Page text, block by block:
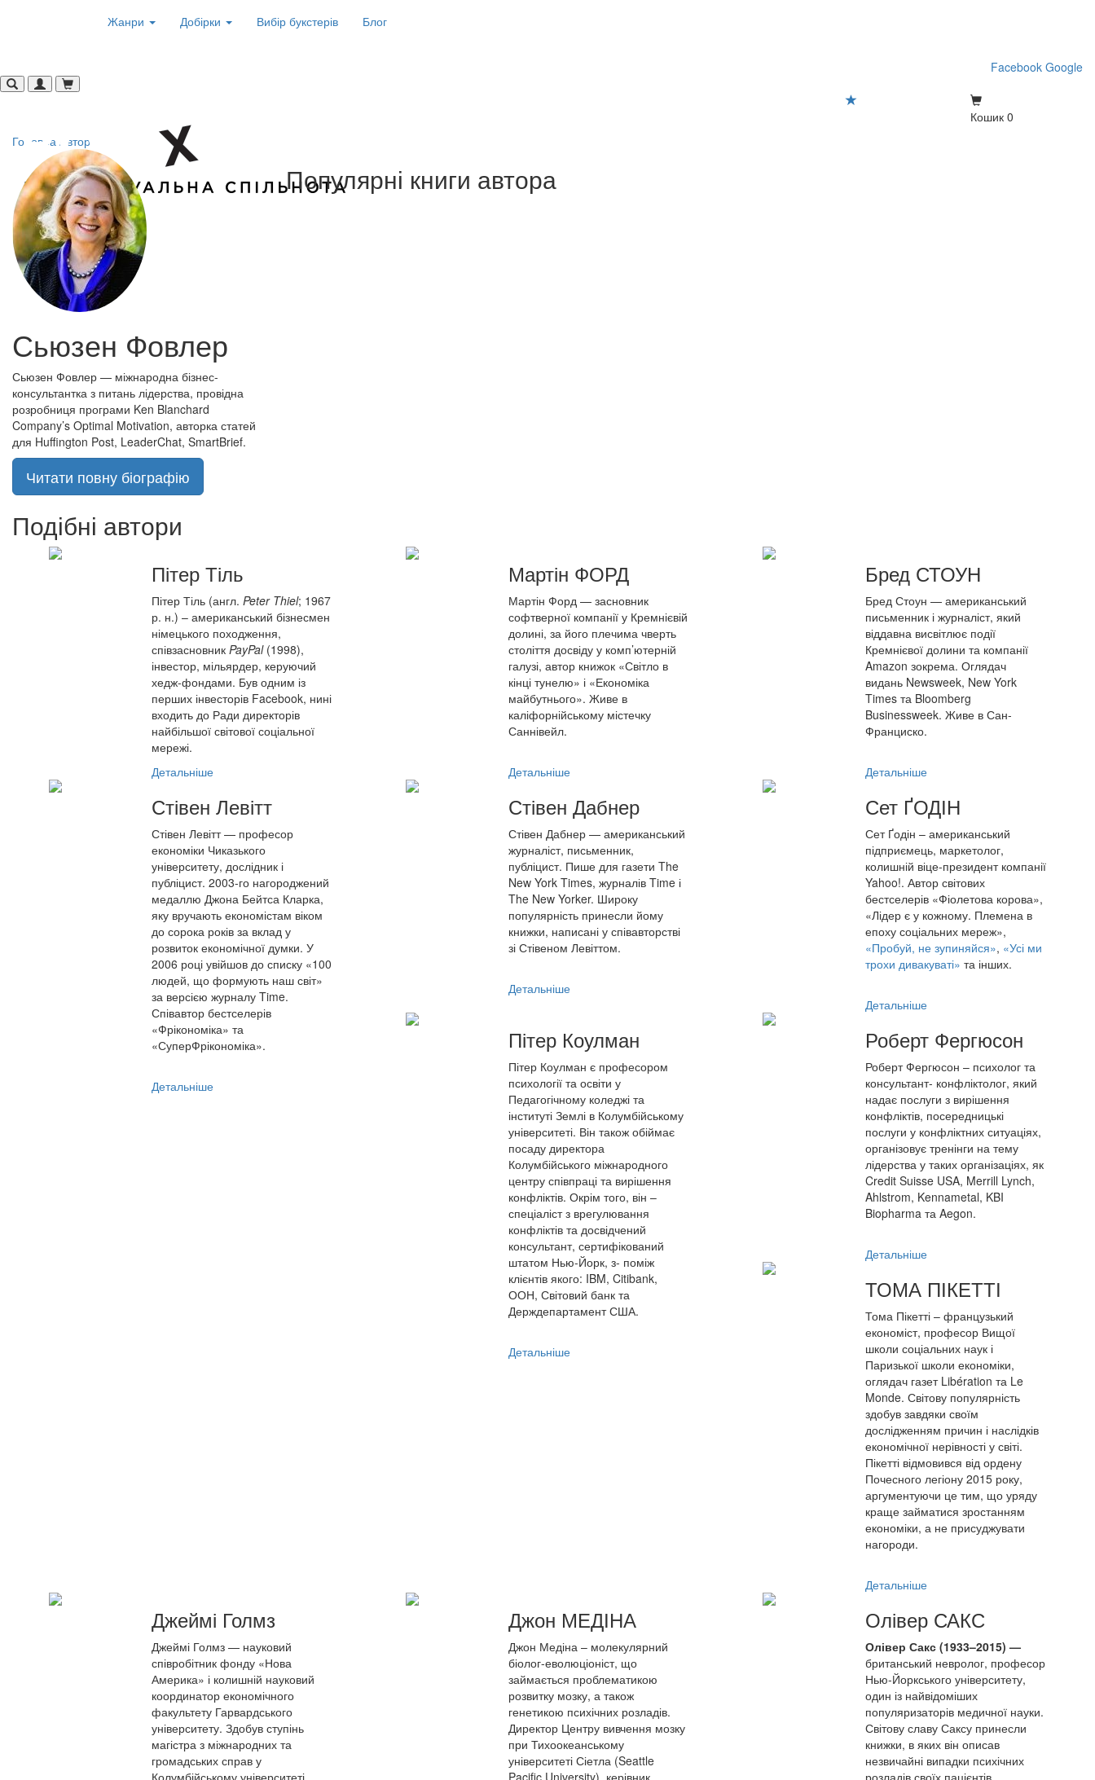
Жанри Добірки Вибір букстерів Блог
Facebook Google
Кошик 0
Головна Автори
Сьюзен Фовлер
Сьюзен Фовлер — міжнародна бізнес-
консультантка з питань лідерства, провідна
розробниця програми Ken Blanchard
Company’s Optimal Motivation, авторка статей
для Huffington Post, LeaderChat, SmartBrief.
Читати повну біографію
Популярні книги автора
Подібні автори
Пітер Тіль
Пітер Тіль (англ. Peter Thiel; 1967
р. н.) – американський бізнесмен
німецького походження,
співзасновник PayPal(1998),
інвестор, мільярдер, керуючий
хедж-фондами. Був одним із
перших інвесторів Facebook, нині
входить до Ради директорів
найбільшої світової соціальної
мережі.
Детальніше
Мартін ФОРД
Мартін Форд — засновник
софтверної компанії у Кремнієвій
долині, за його плечима чверть
століття досвіду у комп’ютерній
галузі, автор книжок «Світло в
кінці тунелю» і «Економіка
майбутнього». Живе в
каліфорнійському містечку
Саннівейл.
Детальніше
Бред СТОУН
Бред Стоун — американський
письменник і журналіст, який
віддавна висвітлює події
Кремнієвої долини та компанії
Amazon зокрема. Оглядач
видань Newsweek, New York
Times та Bloomberg
Businessweek. Живе в Сан-
Франциско.
Детальніше
Стівен Левітт
Стівен Левітт — професор
економіки Чиказького
університету, дослідник і
публіцист. 2003-го нагороджений
медаллю Джона Бейтса Кларка,
яку вручають економістам віком
до сорока років за вклад у
розвиток економічної думки. У
2006 році увійшов до списку «100
людей, що формують наш світ»
за версією журналу Time.
Співавтор бестселерів
«Фрікономіка» та
«СуперФрікономіка».
Детальніше
Стівен Дабнер
Стівен Дабнер — американський
журналіст, письменник,
публіцист. Пише для газети The
New York Times, журналів Time і
The New Yorker. Широку
популярність принесли йому
книжки, написані у співавторстві
зі Стівеном Левіттом.
Детальніше
Сет ҐОДІН
Сет Ґодін – американський
підприємець, маркетолог,
колишній віце-президент компанії
Yahoo!. Автор світових
бестселерів «Фіолетова корова»,
«Лідер є у кожному. Племена в
епоху соціальних мереж»,
«Пробуй, не зупиняйся», «Усі ми
трохи дивакуваті» та інших.
Детальніше
Пітер Коулман
Пітер Коулман є професором
психології та освіти у
Педагогічному коледжі та
інституті Землі в Колумбійському
університеті. Він також обіймає
посаду директора
Колумбійського міжнародного
центру співпраці та вирішення
конфліктів. Окрім того, він –
спеціаліст з врегулювання
конфліктів та досвідчений
консультант, сертифікований
штатом Нью-Йорк, з- поміж
клієнтів якого: IBM, Citibank,
ООН, Світовий банк та
Держдепартамент США.
Детальніше
Роберт Фергюсон
Роберт Фергюсон – психолог та
консультант- конфліктолог, який
надає послуги з вирішення
конфліктів, посередницькі
послуги у конфліктних ситуаціях,
організовує тренінги на тему
лідерства у таких організаціях, як
Credit Suisse USA, Merrill Lynch,
Ahlstrom, Kennametal, KBI
Biopharma та Aegon.
Детальніше
ТОМА ПІКЕТТІ
Тома Пікетті – французький
економіст, професор Вищої
школи соціальних наук і
Паризької школи економіки,
оглядач газет Libération та Le
Monde. Світову популярність
здобув завдяки своїм
дослідженням причин і наслідків
економічної нерівності у світі.
Пікетті відмовився від ордену
Почесного легіону 2015 року,
аргументуючи це тим, що уряду
краще займатися зростанням
економіки, а не присуджувати
нагороди.
Детальніше
Джеймі Голмз
Джеймі Голмз — науковий
співробітник фонду «Нова
Америка» і колишній науковий
координатор економічного
факультету Гарвардського
університету. Здобув ступінь
магістра з міжнародних та
громадських справ у
Колумбійському університеті.
Джон МЕДІНА
Джон Медіна – молекулярний
біолог-еволюціоніст, що
займається проблематикою
розвитку мозку, а також
генетикою психічних розладів.
Директор Центру вивчення мозку
при Тихоокеанському
університеті Сіетла (Seattle
Pacific University), керівник
Олівер САКС
Олівер Сакс (1933–2015) —
британський невролог, професор
Нью-Йоркського університету,
один із найвідоміших
популяризаторів медичної науки.
Світову славу Саксу принесли
книжки, в яких він описав
незвичайні випадки психічних
розладів своїх пацієнтів